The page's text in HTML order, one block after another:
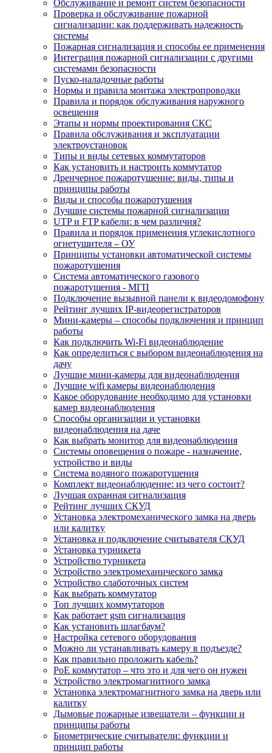
Обслуживание и ремонт систем безопасности
Проверка и обслуживание пожарной
сигнализации: как поддерживать надежность
системы
Пожарная сигнализация и способы ее применения
Интеграция пожарной сигнализации с другими
системами безопасности
Пуско-наладочные работы
Нормы и правила монтажа электропроводки
Правила и порядок обслуживания наружного
освещения
Этапы и нормы проектирования СКС
Правила обслуживания и эксплуатации
электроустановок
Типы и виды сетевых коммутаторов
Как установить и настроить коммутатор
Дренчерное пожаротушение: виды, типы и
принципы работы
Виды и способы пожаротушения
Лучшие системы пожарной сигнализации
UTP и FTP кабели: в чем различия?
Правила и порядок применения углекислотного
огнетушителя – ОУ
Принципы установки автоматической системы
пожаротушения
Система автоматического газового
пожаротушения - МГП
Подключение вызывной панели к видеодомофону
Рейтинг лучших IP-видеорегистраторов
Мини-камеры – способы подключения и принцип
работы
Как подключить Wi-Fi видеонаблюдение
Как определиться с выбором видеонаблюдения на
дачу
Лучшие мини-камеры для видеонаблюдения
Лучшие wifi камеры видеонаблюдения
Какое оборудование необходимо для установки
камер видеонаблюдения
Способы организации и установки
видеонаблюдения на даче
Как выбрать монитор для видеонаблюдения
Системы оповещения о пожаре - назначение,
устройство и виды
Система водяного пожаротушения
Комплект видеонаблюдение: из чего состоит?
Лучшая охранная сигнализация
Рейтинг лучших СКУД
Установка электромеханического замка на дверь
или калитку
Установка и подключение считывателя СКУД
Установка турникета
Устройство турникета
Устройство электромеханического замка
Устройство слаботочных систем
Как выбрать коммутатор
Топ лучших коммутаторов
Как работает gsm сигнализация
Как установить шлагбаум?
Настройка сетевого оборудования
Можно ли устанавливать камеру в подъезде?
Как правильно проложить кабель?
PoE коммутатор – что это и для чего он нужен
Устройство электромагнитного замка
Установка электромагнитного замка на дверь или
калитку
Дымовые пожарные извещатели – функции и
принципы работы
Биометрические считыватели: функции и
принцип работы